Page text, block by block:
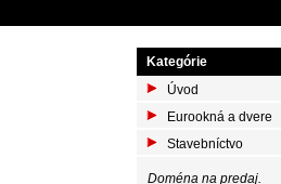
Kategórie
Úvod
Eurookná a dvere
Stavebníctvo
Doména na predaj.